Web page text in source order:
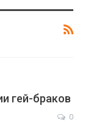
гей-браков
0